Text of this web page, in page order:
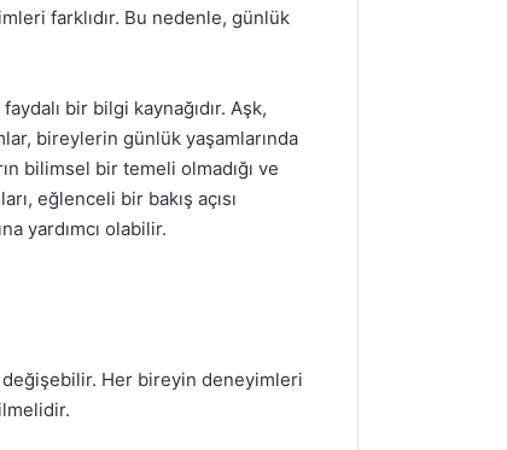
farklıdır. Bu nedenle, günlük
bir bilgi kaynağıdır. Aşk,
bireylerin günlük yaşamlarında
bilimsel bir temeli olmadığı ve
eğlenceli bir bakış açısı
yardımcı olabilir.
Her bireyin deneyimleri